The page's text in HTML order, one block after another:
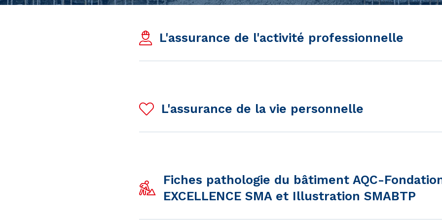
L'assurance de l'activité professionnelle
L'assurance de la vie personnelle
Fiches pathologie du bâtiment AQC-
EXCELLENCE SMA et Illustration SMABTP